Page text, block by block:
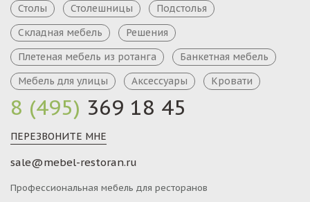
8 (495) 369 18 45
ПЕРЕЗВОНИТЕ МНЕ
sale@mebel-restoran.ru
Профессиональная мебель для ресторанов
Столы
Столешницы
Подстолья
Складная мебель
Решения
Плетеная мебель из ротанга
Банкетная мебель
Мебель для улицы
Аксессуары Кровати